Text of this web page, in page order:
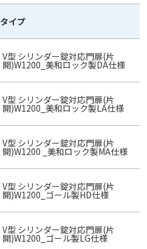
タイプ
V型 シリンダー錠対応門扉(片
開)W1200_美和ロック製DA仕様
V型 シリンダー錠対応門扉(片
開)W1200_美和ロック製LA仕様
V型 シリンダー錠対応門扉(片
開)W1200 _美和ロック製MA仕様
V型 シリンダー錠対応門扉(片
開)W1200_ゴール製HD仕様
V型 シリンダー錠対応門扉(片
開)W1200_ゴール製LG仕様